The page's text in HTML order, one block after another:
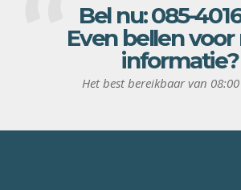
Bel nu:085-
Even bellen
informatie?
Het best bereikbaar van